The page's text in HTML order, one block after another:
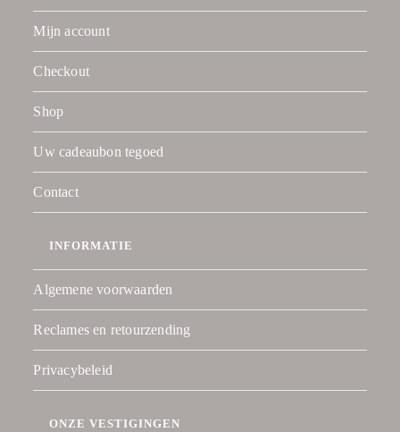
Mijn account
Checkout
Shop
Uw cadeaubon tegoed
Contact
INFORMATIE
Algemene voorwaarden
Reclames en retourzending
Privacybeleid
ONZE VESTIGINGEN